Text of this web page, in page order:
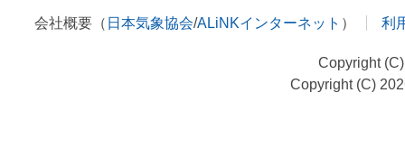
会社概要（ 日本気象協会/ALiNKインターネット ） 利
Copyright
Copyright (C)